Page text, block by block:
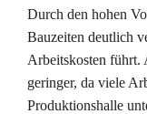
Durch den hohen
Bauzeiten deutlich
Arbeitskosten führt.
geringer, da viele
Produktionshalle